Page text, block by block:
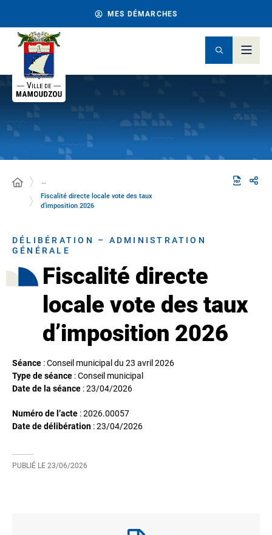
MES DÉMARCHES
…
Fiscalité directe locale vote des taux
d’imposition 2026
DÉLIBÉRATION – ADMINISTRATION
GÉNÉRALE
Fiscalité directe
locale vote des taux
d’imposition 2026
Séance : Conseil municipal du 23 avril 2026
Type de séance : Conseil municipal
Date de la séance :23/04/2026
Numéro de l’acte : 2026.00057
Date de délibération :23/04/2026
PUBLIÉ LE 23/06/2026